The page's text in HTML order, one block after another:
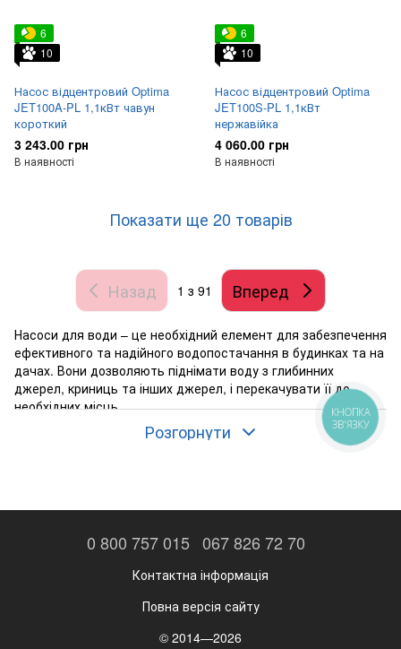
6
10
Насос відцентровий Optima
JET100A-PL 1,1кВт чавун
короткий
3 243.00 грн
В наявності
6
10
Насос відцентровий Optima
JET100S-PL 1,1кВт
нержавійка
4 060.00 грн
В наявності
Показати ще 20 товарів
Назад 1 з 91 Вперед
Насоси для води – це необхідний елемент для забезпечення
ефективного та надійного водопостачання в будинках та на
дачах. Вони дозволяють піднімати воду з глибинних
джерел, криниць та інших джерел, і перекачувати її до
необхідних місць.
Якість та функціональність насосів для води має велике
значення для комфорту та безпеки користувачів. У магазині
Одним з типів насосів для води є дренажні насоси. Вони
насоси можуть бути різних розмірів та потужності, залежно
від потреб користувача. У магазині
aqua-favorit.com.ua
знайдете великий вибір дренажних нсосів, які відповідають
найвищим вимогам якості та безпеки.
Розгорнути
0 800 757 015 067 826 72 70
Контактна інформація
Повна версія сайту
© 2014—2026
КНОПКА
ЗВ'ЯЗКУ